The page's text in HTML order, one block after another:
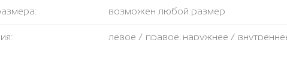
возможен любой размер
левое / правое, наружнее /